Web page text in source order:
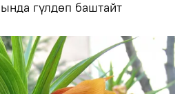
гүлдөп баштайт